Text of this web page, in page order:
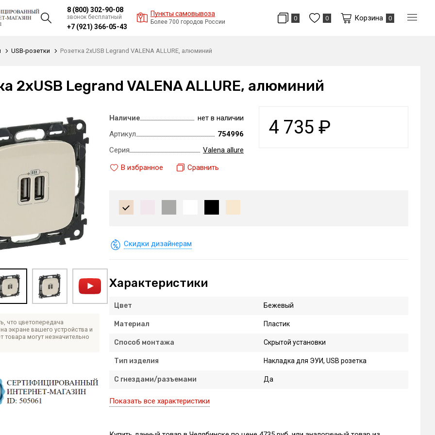
8 (800) 302-90-08
звонок бесплатный
+7 (921) 366-05-43
Пункты самовывоза
Более 700 городов России
0 0 Корзина 0
USB-розетки Розетка 2xUSB Legrand VALENA ALLURE, алюминий
2xUSB Legrand VALENA ALLURE, алюминий
что цветопередача
экране вашего устройства и
товара могут незначительно
4 735 ₽
Наличие
нет в наличии
Артикул
754996
Серия
Valena allure
В избранное
Сравнить
Скидки дизайнерам
Характеристики
Цвет Бежевый
Материал Пластик
Способ монтажа Скрытой установки
Тип изделия Накладка для ЭУИ, USB розетка
С гнездами/разъемами Да
Показать все характеристики